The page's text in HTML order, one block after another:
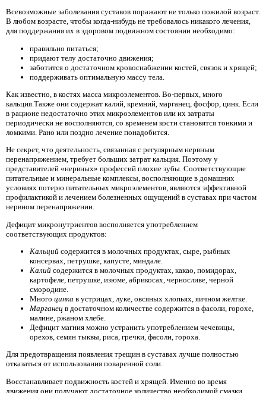
Всевозможные заболевания суставов поражают не только пожилой возраст.
В любом возрасте, чтобы когда-нибудь не требовалось никакого лечения,
для поддержания их в здоровом подвижном состоянии необходимо:
правильно питаться;
придают телу достаточно движения;
заботится о достаточном кровоснабжении костей, связок и хрящей;
поддерживать оптимальную массу тела.
Как известно, в костях масса микроэлементов. Во-первых, много
кальция.Также они содержат калий, кремний, марганец, фосфор, цинк. Если
в рационе недостаточно этих микроэлементов или их затраты
периодически не восполняются, со временем кости становятся тонкими и
ломкими. Рано или поздно лечение понадобится.
Не секрет, что деятельность, связанная с регулярным нервным
перенапряжением, требует больших затрат кальция. Поэтому у
представителей «нервных» профессий плохие зубы. Соответствующие
питательные и минеральные комплексы, восполняющие в домашних
условиях потерю питательных микроэлементов, являются эффективной
профилактикой и лечением болезненных ощущений в суставах при частом
нервном перенапряжении.
Дефицит микронутриентов восполняется употреблением
соответствующих продуктов:
Кальций содержится в молочных продуктах, сыре, рыбных
консервах, петрушке, капусте, миндале.
Калий содержится в молочных продуктах, какао, помидорах,
картофеле, петрушке, изюме, абрикосах, черносливе, черной
смородине.
Много цинка в устрицах, луке, овсяных хлопьях, яичном желтке.
Марганец в достаточном количестве содержится в фасоли, горохе,
малине, ржаном хлебе.
Дефицит магния можно устранить употреблением чечевицы,
орехов, семян тыквы, риса, гречки, фасоли, гороха.
Для предотвращения появления трещин в суставах лучше полностью
отказаться от использования поваренной соли.
Восстанавливает подвижность костей и хрящей. Именно во время
движения они получают достаточное количество необходимой смазки,